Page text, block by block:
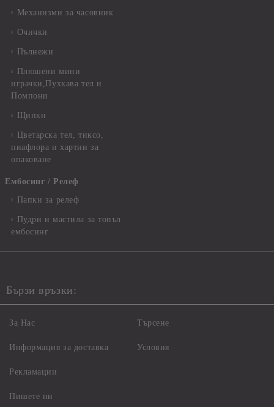
Механизми за часовник
Очички
Пълнежи
Плюшени мини
играчки,Пухкава тел и
Помпони
Щипки
Цветарска тел, тиксо,
пиафлора и хартии за
опаковане
Ембосинг / Релеф
Папки за релеф
Пудри и мастила за топъл
ембосинг
Бързи връзки:
За Нас
Информация за доставка
Рекламации
Пишете ни
Търсене
Условия